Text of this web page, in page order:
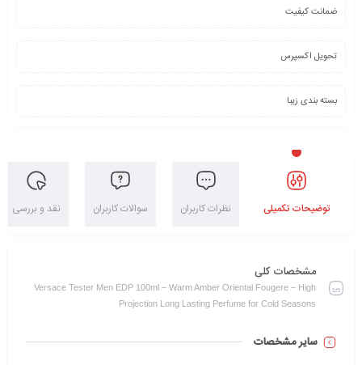
ضمانت کیفیت
تحویل اکسپرس
بسته بندی زیبا
توضیحات تکمیلی نظرات کاربران سوالات کاربران نقد و بررسی
مشخصات کلی
Versace Tester Men EDP 100ml – Warm Amber Oriental Fougere – High
Projection Long Lasting Perfume for Cold Seasons
سایر مشخصات